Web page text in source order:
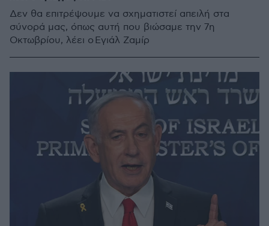
Δεν θα επιτρέψουμε να σχηματιστεί απειλή στα
σύνορά μας, όπως αυτή που βιώσαμε την 7η
Οκτωβρίου, λέει ο Εγιάλ Ζαμίρ